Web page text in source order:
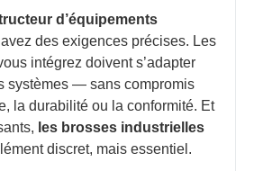
d’équipements
des exigences précises. Les
intégrez doivent s’adapter
systèmes — sans compromis
la durabilité ou la conformité. Et
les brosses industrielles
discret, mais essentiel.